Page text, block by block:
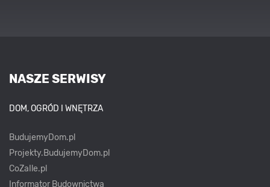
NASZE SERWISY
DOM, OGRÓD I WNĘTRZA
BudujemyDom.pl
Projekty.BudujemyDom.pl
CoZaIle.pl
Informator Budownictwa